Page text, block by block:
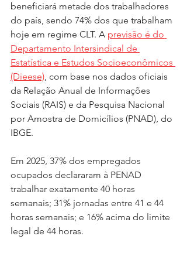
beneficiará metade dos trabalhadores
do país, sendo 74% dos que trabalham
hoje em regime CLT. A previsão é do
Departamento Intersindical de
Estatística e Estudos Socioeconômicos
(Dieese), com base nos dados oficiais
da Relação Anual de Informações
Sociais (RAIS) e da Pesquisa Nacional
por Amostra de Domicílios (PNAD), do
IBGE.
Em 2025, 37% dos empregados
ocupados declararam à PENAD
trabalhar exatamente 40 horas
semanais; 31% jornadas entre 41 e 44
horas semanais; e 16% acima do limite
legal de 44 horas.